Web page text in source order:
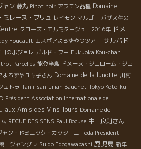
ャン 藤丸 Pinot noir アラモン品種 Domaine
ミレーヌ・ブリュ レイモン マルゴー バザス牛の
クローズ・エルミタージュ 2016年 ドメー
Foucault エスポアよろずやつツアー サルバド
日のボジョレ ガルド・フー Fukuoka Kou-chan
Parcelles 能登半島 ドメーヌ・ジェローム・ジュ
よろずやユキ子さん Domaine de la lunotte 川村
ュトラ Tanii-san Lilian Bauchet Tokyo Koto-ku
Président Association Internationale de
aux Amis des Vins Tours Domaine de
RECUE DES SENS Paul Bocuse 中山良則さん
ャン・ドミニック・カッシーニ Toda President
ジャングレ Suido Edogawabashi 鹿児島 新年